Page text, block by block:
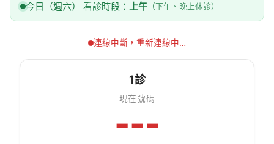
今日（週六） 看診時段： 上午 （下午、晚上休診）
連線中斷，重新連線中…
1診
現在號碼
---